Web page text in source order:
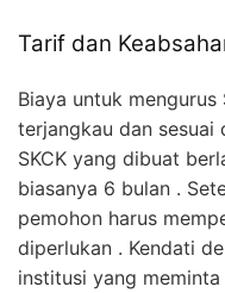
Tarif dan
Biaya untuk mengurus
terjangkau dan sesuai
SKCK yang dibuat
biasanya 6 bulan .
pemohon harus
diperlukan . Kendati
institusi yang